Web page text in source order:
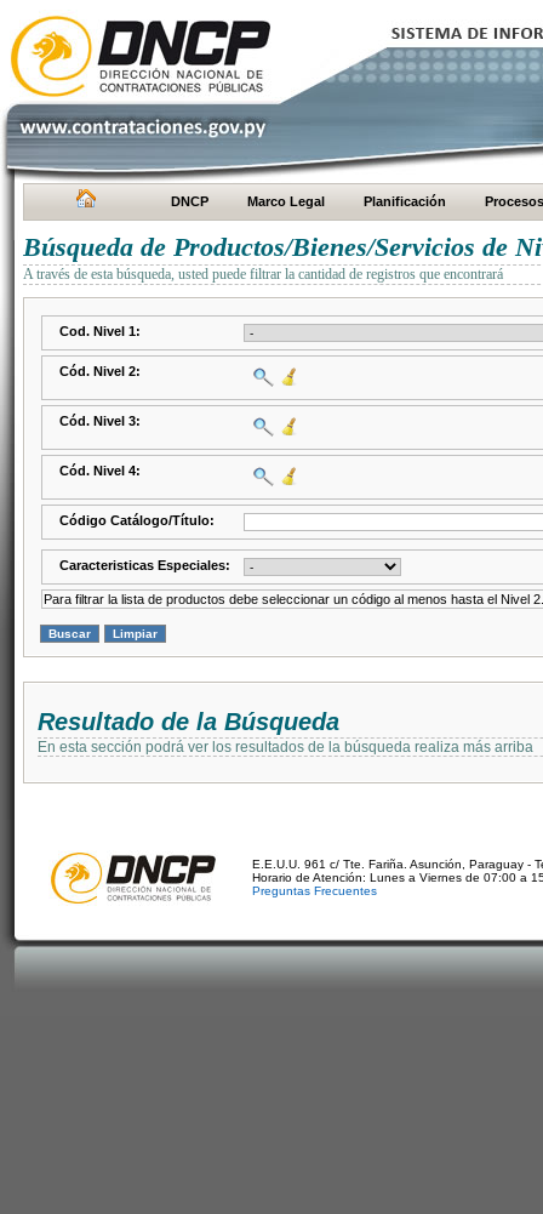
DNCP Marco Legal Planificación Procesos
Búsqueda de Productos/Bienes/Servicios de
A través de esta búsqueda, usted puede filtrar la cantidad de registros que encontrará
Cod. Nivel 1:
Cód. Nivel 2:
Cód. Nivel 3:
Cód. Nivel 4:
Código Catálogo/Título:
Caracteristicas Especiales:
Para filtrar la lista de productos debe seleccionar un código al menos hasta el Nivel 2.
Resultado de la Búsqueda
En esta sección podrá ver los resultados de la búsqueda realiza más arriba
E.E.U.U. 961 c/ Tte. Fariña. Asunción, Paraguay -
Horario de Atención: Lunes a Viernes de 07:00 a
Preguntas Frecuentes